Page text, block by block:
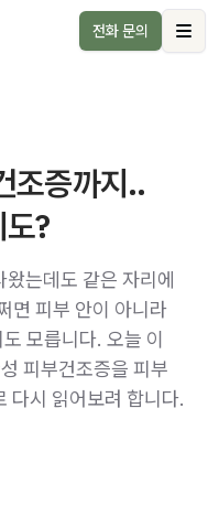
전화 문의
조증까지..
?
는데도 같은 자리에
면 피부 안이 아니라
모릅니다. 오늘 이
피부건조증을 피부
다시 읽어보려 합니다.